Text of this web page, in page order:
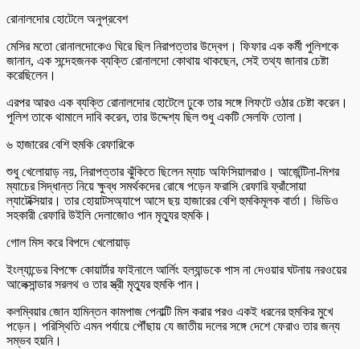
রোনালদোর হোটেলে অনুপ্রবেশ
মেসির মতো রোনালদোকেও ঘিরে ছিল নিরাপত্তার উদ্বেগ। ফিফার এক কর্মী পুলিশকে
জানান, এক সন্দেহজনক ব্যক্তি রোনালদো কোথায় থাকছেন, সেই তথ্য জানার চেষ্টা
করেছিলেন।
এরপর আরও এক ব্যক্তি রোনালদোর হোটেলে ঢুকে তার সঙ্গে লিফটে ওঠার চেষ্টা করেন।
পুলিশ তাকে থামালে দাবি করেন, তার উদ্দেশ্য ছিল শুধু একটি সেলফি তোলা।
৬ হাজারের বেশি হুমকি রেফারিকে
শুধু খেলোয়াড় নয়, নিরাপত্তার ঝুঁকিতে ছিলেন ম্যাচ অফিসিয়ালরাও। আর্জেন্টিনা-মিশর
ম্যাচের সিদ্ধান্ত নিয়ে ক্ষুব্ধ সমর্থকদের রোষে পড়েন ফরাসি রেফারি ফ্রাঁসোয়া
ল্যাটেক্সিয়ার। তার হোয়াটসঅ্যাপে আসে ছয় হাজারের বেশি হুমকিমূলক বার্তা। ভিডিও
সহকারী রেফারি উইলি দেলাজোও পান মৃত্যুর হুমকি।
গোল মিস করে বিপদে খেলোয়াড়
ইংল্যান্ডের বিপক্ষে কোয়ার্টার ফাইনালে আর্লিং হল্যান্ডকে পাস না দেওয়ার ঘটনায় নরওয়ের
আলেক্সান্ডার সরলথ ও তার স্ত্রী মৃত্যুর হুমকি পান।
কলম্বিয়ার জোন হামিন্তন কামপাজ পেনাল্টি মিস করার পরও একই ধরনের হুমকির মুখে
পড়েন। পরিস্থিতি এমন পর্যায়ে পৌঁছায় যে জাতীয় দলের সঙ্গে দেশে ফেরাও তার জন্য
সম্ভব হয়নি।